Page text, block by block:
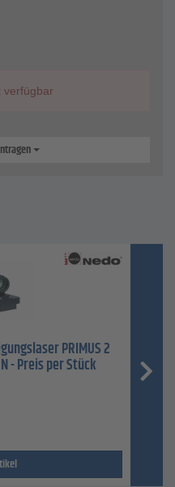
verfügbar
PRIMUS 2
- Preis per Stück